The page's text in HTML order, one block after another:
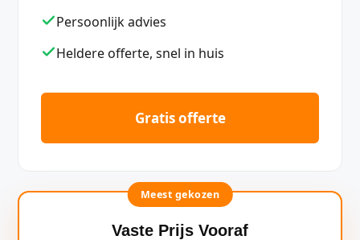
Persoonlijk advies
Heldere offerte, snel in huis
Gratis offerte
Meest gekozen
Vaste Prijs Vooraf